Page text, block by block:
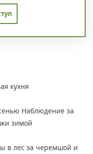
кухня
Наблюдение за
зимой
в лес за черемшой и